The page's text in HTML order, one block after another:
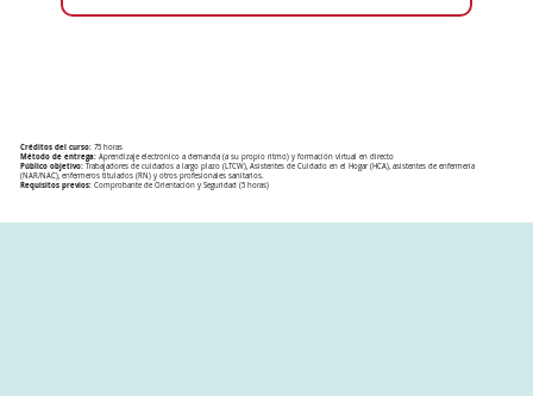
Créditos del curso:75 horas
Método de entrega:Aprendizaje electrónico a demanda (a su propio ritmo) y formación virtual en directo
Público objetivo:Trabajadores de cuidados a largo plazo (LTCW), Asistentes de Cuidado en el Hogar (HCA), asistentes de enfermería
(NAR/NAC), enfermeros titulados (RN) y otros profesionales sanitarios.
Requisitos previos:Comprobante de Orientación y Seguridad (5 horas)